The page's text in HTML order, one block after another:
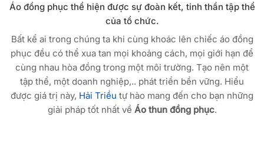
Áo đồng phục thể hiện được sự đoàn kết, tinh thần tập thể
của tổ chức.
Bất kể ai trong chúng ta khi cùng khoác lên chiếc áo đồng
phục đều có thể xua tan mọi khoảng cách, mọi giới hạn để
cùng nhau hòa đồng trong một môi trường. Tạo nên một
tập thể, một doanh nghiệp,.. phát triển bền vững. Hiểu
được giá trị này, Hải Triều tự hào mang đến cho bạn những
giải pháp tốt nhất về Áo thun đồng phục.